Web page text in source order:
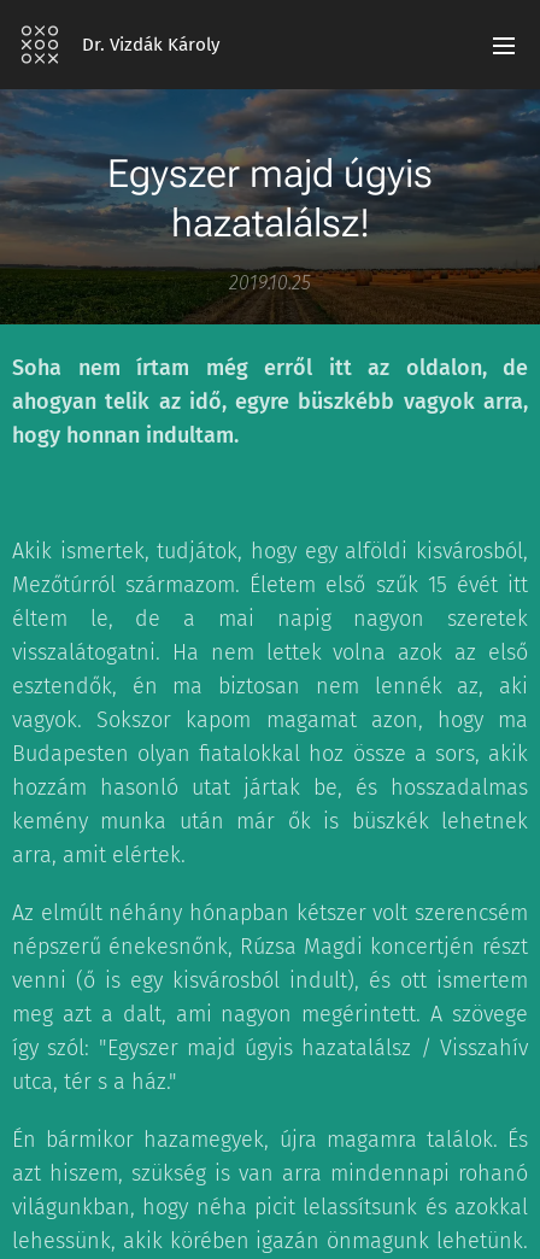
Dr. Vizdák Károly
Egyszer majd úgyis
hazatalálsz!
2019.10.25
Soha nem írtam még erről itt az oldalon, de
ahogyan telik az idő, egyre büszkébb vagyok arra,
hogy honnan indultam.
Akik ismertek, tudjátok, hogy egy alföldi kisvárosból,
Mezőtúrról származom. Életem első szűk 15 évét itt
éltem le, de a mai napig nagyon szeretek
visszalátogatni. Ha nem lettek volna azok az első
esztendők, én ma biztosan nem lennék az, aki
vagyok. Sokszor kapom magamat azon, hogy ma
Budapesten olyan fiatalokkal hoz össze a sors, akik
hozzám hasonló utat jártak be, és hosszadalmas
kemény munka után már ők is büszkék lehetnek
arra, amit elértek.
Az elmúlt néhány hónapban kétszer volt szerencsém
népszerű énekesnőnk, Rúzsa Magdi koncertjén részt
venni (ő is egy kisvárosból indult), és ott ismertem
meg azt a dalt, ami nagyon megérintett. A szövege
így szól: "Egyszer majd úgyis hazatalálsz / Visszahív
utca, tér s a ház."
Én bármikor hazamegyek, újra magamra találok. És
azt hiszem, szükség is van arra mindennapi rohanó
világunkban, hogy néha picit lelassítsunk és azokkal
lehessünk, akik körében igazán önmagunk lehetünk.